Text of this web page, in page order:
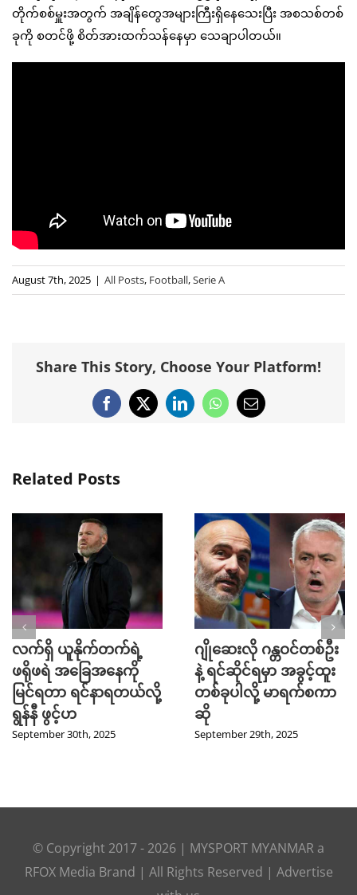
တိုက်စစ်မှူးအတွက် အချိန်တွေအများကြီးရှိနေသေးပြီး အစသစ်တစ်
ခုကို စတင်ဖို့ စိတ်အားထက်သန်နေမှာ သေချာပါတယ်။
August 7th, 2025 | All Posts, Football,Serie A
Share This Story, Choose Your Platform!
Facebook
X LinkedInWhatsApp
Email
Related Posts
လက်ရှိ ယူနိုက်တက်ရဲ့
ဖရိုဖရဲ အခြေအနေကို
မြင်ရတာ ရင်နာရတယ်လို့
ရွန်နီ ဖွင့်ဟ
September 30th, 2025
ဂျိုဆေးလို ဂန္တဝင်တစ်ဦး
နဲ့ ရင်ဆိုင်ရမှာ အခွင့်ထူး
တစ်ခုပါလို့ မာရက်စကာ
ဆို
September 29th, 2025
© Copyright 2017 - 2026 | MYSPORT MYANMAR a
RFOX Media Brand | All Rights Reserved | Advertise